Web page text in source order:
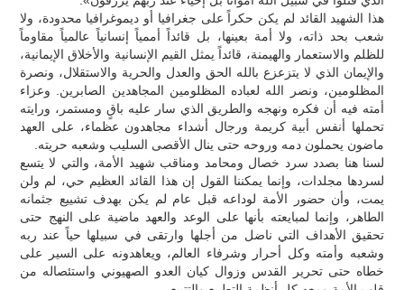
هذا الشهيد القائد لم يكن حكراً على جغرافيا أو ديموغرافيا محدودة، ولا
شعب بحد ذاته، ولا أمة بعينها، بل قائداً أممياً إنسانياً عالمياً مقاوماً
للظلم والاستعمار والهيمنة، قائداً يمثل القيم الإنسانية والأخلاق الإيمانية،
والإيمان الذي لا يتزعزع بالله الحق والعدل والحرية والاستقلال، ونصرة
المظلومين، ونصر الله لعباده المظلومين المجاهدين الصابرين. وعزاء
أمته فيه أن فكره ونهجه والطريق الذي سار عليه باقٍ ومستمر، ورايته
تحملها أنفس أبية كريمة ورجال أشداء مجاهدون عظماء، على العهد
ماضون يحملون دمه وروحه حتى ينال الأقصى السليب وشعبه حريته.
لسنا هنا بصدد سرد خصال ومحامد ومناقب شهيد الأمة، والتي لا يتسع
لسردها مجلدات، وإنما يمكننا القول إن هذا القائد العظيم حي، لم ولن
يمت، وأن حضور الأمة لوداعه قبل عام لم يكن بهدف تشييع جثمانه
الطاهر، وإنما لمبايعته بأنها على الوعد والعهد ماضية على النهج حتى
تحقيق الأهداف التي ناضل من أجلها وارتقى في سبيلها حياً عند ربه
وشعبه وأمته وكل أحرار وشرفاء العالم، ويعاهدونه على السير على
خطاه حتى تحرير القدس وزوال كيان العدو الصهيوني واستئصاله من